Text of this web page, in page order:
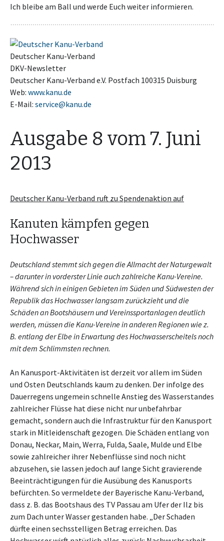
Ich bleibe am Ball und werde Euch weiter informieren.
Deutscher Kanu-Verband
DKV-Newsletter
Deutscher Kanu-Verband e.V. Postfach 100315 Duisburg
Web: www.kanu.de
E-Mail: service@kanu.de
Ausgabe 8 vom 7. Juni
2013
Deutscher Kanu-Verband ruft zu Spendenaktion auf
Kanuten kämpfen gegen
Hochwasser
Deutschland stemmt sich gegen die Allmacht der Naturgewalt
– darunter in vorderster Linie auch zahlreiche Kanu-Vereine.
Während sich in einigen Gebieten im Süden und Südwesten der
Republik das Hochwasser langsam zurückzieht und die
Schäden an Bootshäusern und Vereinssportanlagen deutlich
werden, müssen die Kanu-Vereine in anderen Regionen wie z.
B. entlang der Elbe in Erwartung des Hochwasserscheitels noch
mit dem Schlimmsten rechnen.
An Kanusport-Aktivitäten ist derzeit vor allem im Süden
und Osten Deutschlands kaum zu denken. Der infolge des
Dauerregens ungemein schnelle Anstieg des Wasserstandes
zahlreicher Flüsse hat diese nicht nur unbefahrbar
gemacht, sondern auch die Infrastruktur für den Kanusport
stark in Mitleidenschaft gezogen. Die Schäden entlang von
Donau, Neckar, Main, Werra, Fulda, Saale, Mulde und Elbe
sowie zahlreicher ihrer Nebenflüsse sind noch nicht
abzusehen, sie lassen jedoch auf lange Sicht gravierende
Beeinträchtigungen für die Ausübung des Kanusports
befürchten. So vermeldete der Bayerische Kanu-Verband,
dass z. B. das Bootshaus des TV Passau am Ufer der Ilz bis
zum Dach unter Wasser gestanden habe. „Der Schaden
dürfte einen sechsstelligen Betrag erreichen. Das